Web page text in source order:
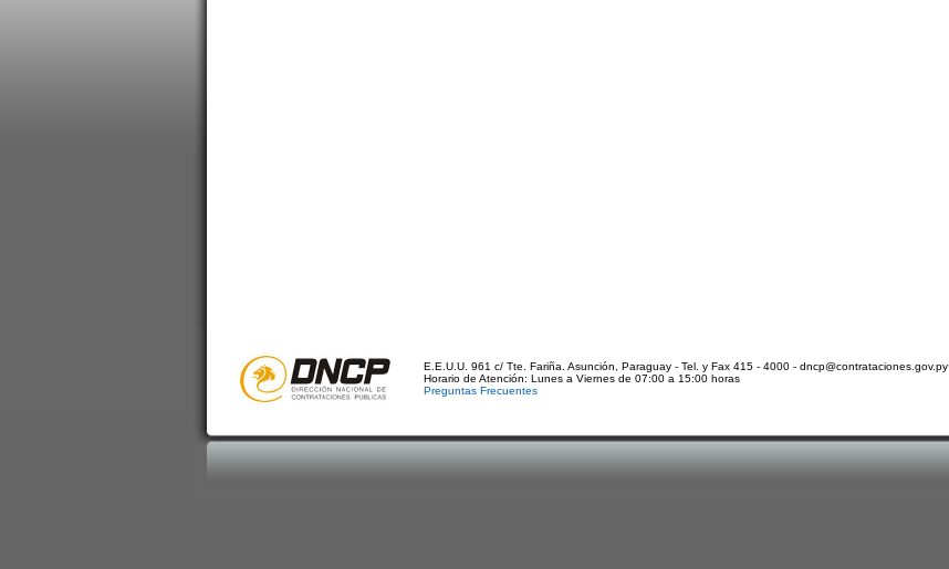
E.E.U.U. 961 c/ Tte. Fariña. Asunción, Paraguay - Tel. y Fax 415 - 4000 - dncp@contrataciones.gov.py
Horario de Atención: Lunes a Viernes de 07:00 a 15:00 horas
Preguntas Frecuentes